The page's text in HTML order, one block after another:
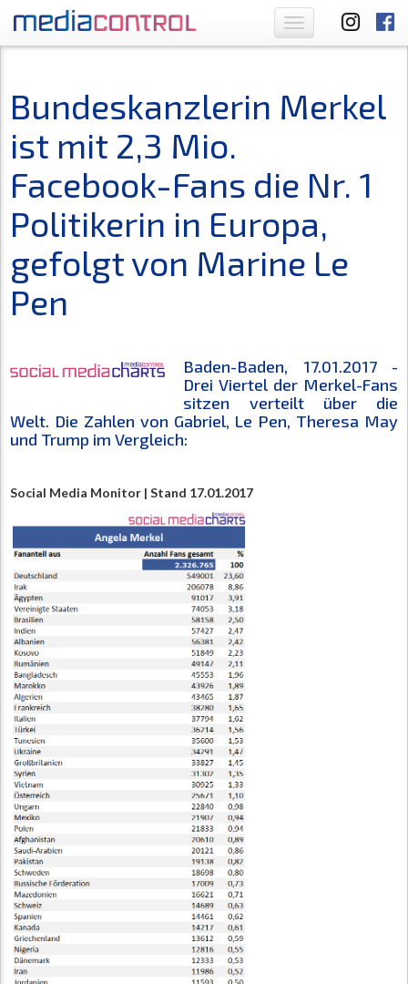
Toggle
navigation
Bundeskanzlerin Merkel
ist mit 2,3 Mio.
Facebook-Fans die Nr. 1
Politikerin in Europa,
gefolgt von Marine Le
Pen
Baden-Baden, 17.01.2017 -
Drei Viertel der Merkel-Fans
sitzen verteilt über die
Welt. Die Zahlen von Gabriel, Le Pen, Theresa May
und Trump im Vergleich:
Social Media Monitor | Stand 17.01.2017